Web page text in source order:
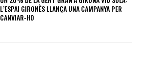
L’ESPAI GIRONÈS LLANÇA UNA CAMPANYA PER
CANVIAR-HO